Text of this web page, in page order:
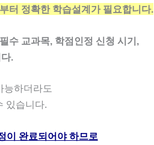
터 정확한 학습설계가 필요합니다.
수 교과목, 학점인정 신청 시기,
.
능하더라도
있습니다.
이 완료되어야 하므로